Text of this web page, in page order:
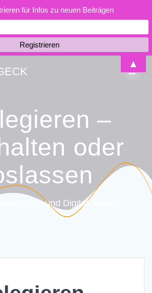
–
oder
und Digitalisierung
für Infos zu neuen Beiträgen
▲